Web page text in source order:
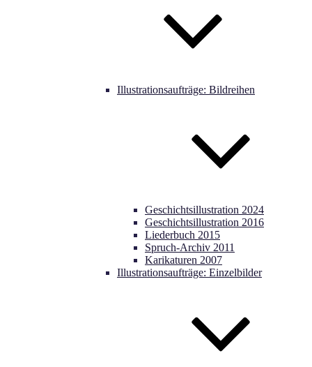
Illustrationsaufträge: Bildreihen
Geschichtsillustration 2024
Geschichtsillustration 2016
Liederbuch 2015
Spruch-Archiv 2011
Karikaturen 2007
Illustrationsaufträge: Einzelbilder